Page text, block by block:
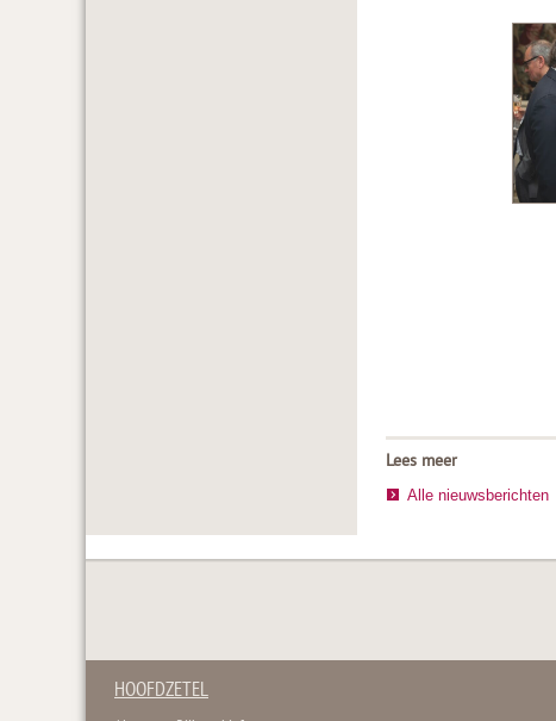
Lees meer
Alle nieuwsberichten
HOOFDZETEL